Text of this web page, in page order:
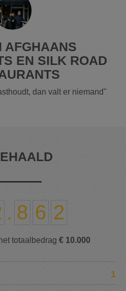
AFGHAANS
EN SILK ROAD
dan valt er niemand"
. 8 6 2
totaalbedrag € 10.000
1